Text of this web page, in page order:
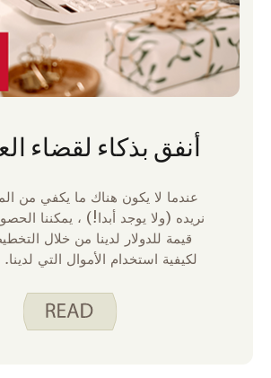
أنفق بذكاء لقضاء
عندما لا يكون هناك ما يكفي من
نريده (ولا يوجد أبدا!) ، يمكننا
قيمة للدولار لدينا من خلال
لكيفية استخدام الأموال التي
إنفاقك لتجنب بدء العام الجديد